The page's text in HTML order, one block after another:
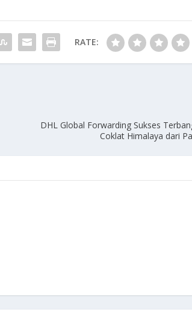
RATE:
DHL Global Forwarding Sukses
Coklat Himalaya dari